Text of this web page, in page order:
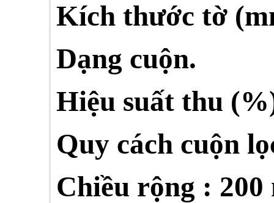
Kích thước tờ
Dạng cuộn.
Hiệu suất thu
Quy cách cuộn
Chiều rộng : 200